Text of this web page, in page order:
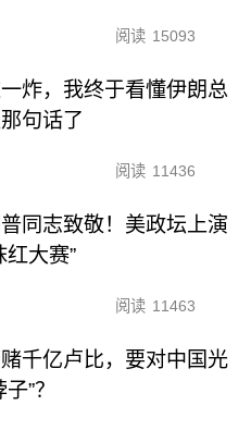
阅读 15093
炸，我终于看懂伊朗总
句话了
阅读 11436
同志致敬！美政坛上演
红大赛”
阅读 11463
千亿卢比，要对中国光
”？